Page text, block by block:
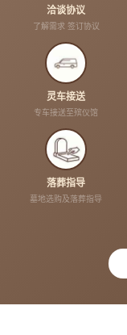
洽谈协议
了解需求 签订协议
灵车接送
专车接送至殡仪馆
落葬指导
墓地选购及落葬指导